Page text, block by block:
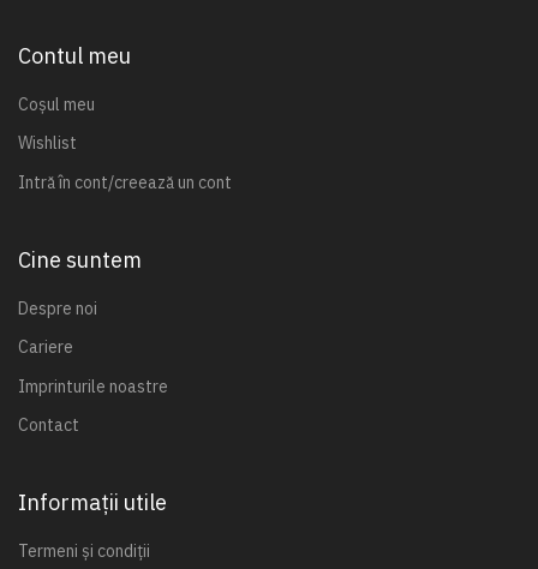
Contul meu
Coșul meu
Wishlist
Intră în cont/creează un cont
Cine suntem
Despre noi
Cariere
Imprinturile noastre
Contact
Informații utile
Termeni și condiții